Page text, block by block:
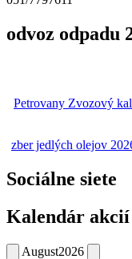
odvoz odpadu
Petrovany Zvozový
zber jedlých olejov
Sociálne siete
Kalendár akcií
August2026